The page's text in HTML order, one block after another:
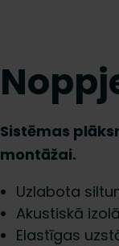
Sistēmas
montāžai.
Uzlabota
Akustiskā
Elastīgas